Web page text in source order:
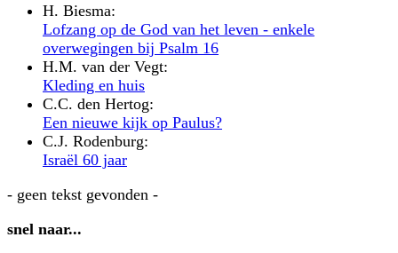
H. Biesma:
Lofzang op de God van het leven - enkele
overwegingen bij Psalm 16
H.M. van der Vegt:
Kleding en huis
C.C. den Hertog:
Een nieuwe kijk op Paulus?
C.J. Rodenburg:
Israël 60 jaar
- geen tekst gevonden -
snel naar...